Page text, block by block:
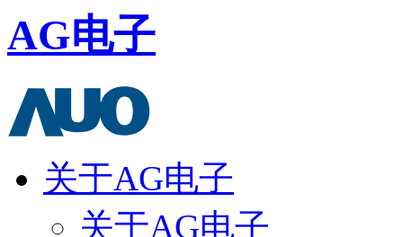
AG电子
关于AG电子
关于AG电子